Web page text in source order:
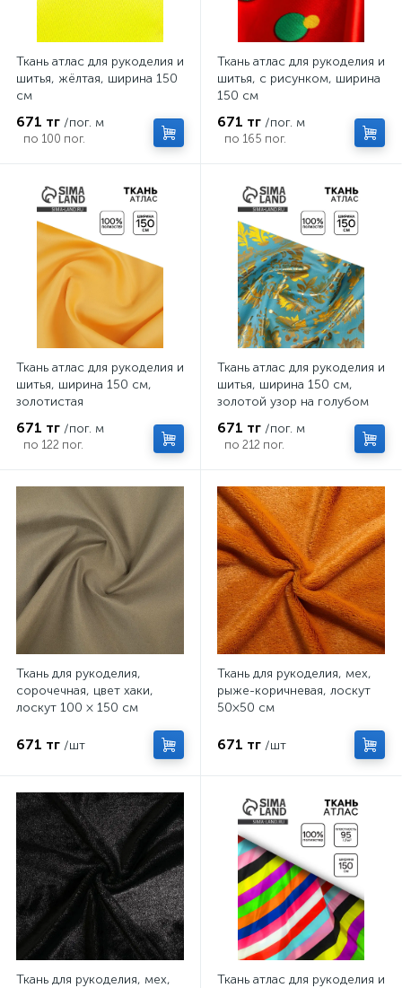
Ткань атлас для рукоделия и
шитья, жёлтая, ширина 150
см
671 тг /пог. м
по 100 пог.
Ткань атлас для рукоделия и
шитья, с рисунком, ширина
150 см
671 тг /пог. м
по 165 пог.
Ткань атлас для рукоделия и
шитья, ширина 150 см,
золотистая
671 тг /пог. м
по 122 пог.
Ткань атлас для рукоделия и
шитья, ширина 150 см,
золотой узор на голубом
671 тг /пог. м
по 212 пог.
Ткань для рукоделия,
сорочечная, цвет хаки,
лоскут 100 × 150 см
671 тг /шт
Ткань для рукоделия, мех,
рыже-коричневая, лоскут
50×50 см
671 тг /шт
Ткань для рукоделия, мех,
Ткань атлас для рукоделия и